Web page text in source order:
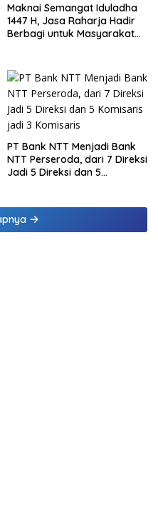
Maknai Semangat Iduladha
1447 H, Jasa Raharja Hadir
Berbagi untuk Masyarakat
PT Bank NTT Menjadi Bank
NTT Perseroda, dari 7 Direksi
Jadi 5 Direksi dan 5